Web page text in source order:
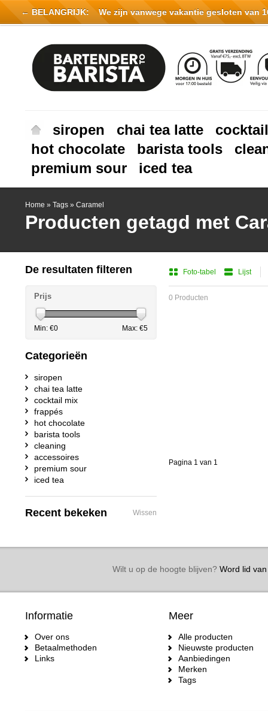
siropen chai tea latte
hot chocolate
barista tools
premium sour
iced tea
Home » Tags » Caramel
Producten getagd met
Foto-tabel Lijst
0 Producten
Pagina 1 van 1
De resultaten filteren
Prijs
Min: €0 Max: €5
Categorieën
siropen
chai tea latte
cocktail mix
frappés
hot chocolate
barista tools
cleaning
accessoires
premium sour
iced tea
Recent bekeken Wissen
Wilt u op de hoogte blijven?Word lid van
Informatie
Over ons
Betaalmethoden
Links
Meer
Alle producten
Nieuwste producten
Aanbiedingen
Merken
Tags
← BELANGRIJK: We zijn vanwege vakantie gesloten van